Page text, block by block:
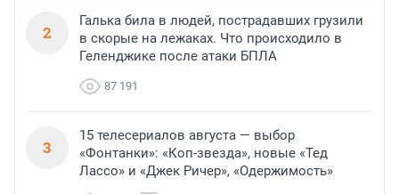
2
Галька била в людей, пострадавших грузили
в скорые на лежаках. Что происходило в
Геленджике после атаки БПЛА
87 191
3
15 телесериалов августа — выбор
«Фонтанки»: «Коп-звезда», новые «Тед
Лассо» и «Джек Ричер», «Одержимость»